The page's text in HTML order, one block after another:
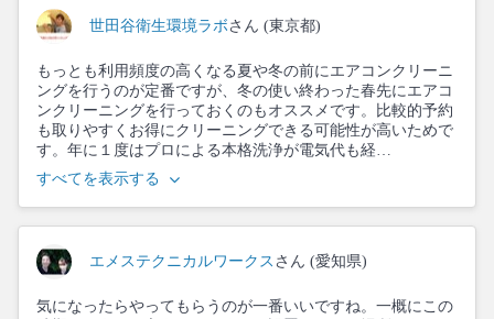
世田谷衛生環境ラボ さん (東京都)
もっとも利用頻度の高くなる夏や冬の前にエアコンクリーニ
ングを行うのが定番ですが、冬の使い終わった春先にエアコ
ンクリーニングを行っておくのもオススメです。比較的予約
も取りやすくお得にクリーニングできる可能性が高いためで
す。年に１度はプロによる本格洗浄が電気代も経…
すべてを表示する
エメステクニカルワークス さん (愛知県)
気になったらやってもらうのが一番いいですね。一概にこの